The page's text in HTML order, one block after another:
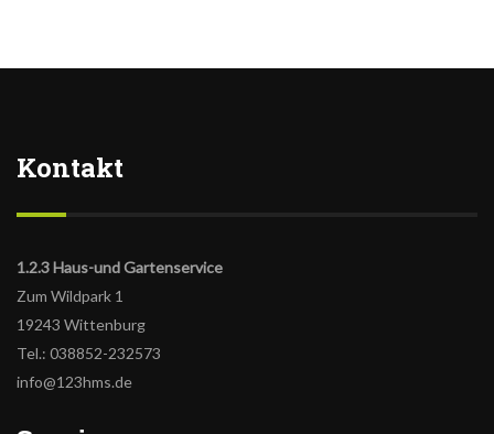
Kontakt
1.2.3 Haus-und Gartenservice
Zum Wildpark 1
19243 Wittenburg
Tel.: 038852-232573
info@123hms.de